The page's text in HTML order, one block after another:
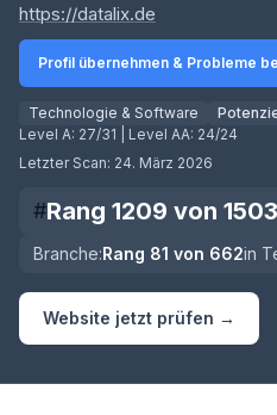
https://datalix.de
Profil übernehmen & Probleme
Technologie & Software
Level A: 27/31 | Level AA: 24/24
Letzter Scan: 24. März 2026
#Rang 1209 von
Branche:Rang 81 von 662in
Website jetzt prüfen →